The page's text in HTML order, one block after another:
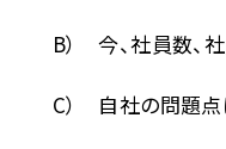
B） 今、社員数、
C） 自社の問題点